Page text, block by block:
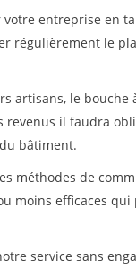
votre entreprise en
régulièrement le
artisans, le
revenus il faudra
bâtiment.
méthodes de
moins efficaces
service sans